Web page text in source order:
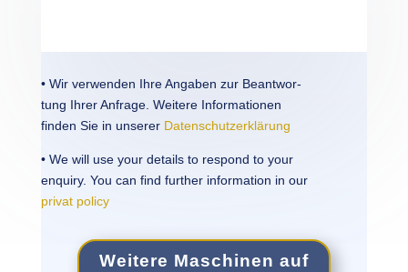
• Wir verwen­den Ihre Angaben zur Beant­wor­
tung Ihrer Anfrage. Weit­ere Infor­ma­tio­nen
finden Sie in unserer Daten­schutzerk­lärung
• We will use your details to respond to your
enquiry. You can find further infor­ma­tion in our
privat policy
Weit­ere Maschi­nen auf